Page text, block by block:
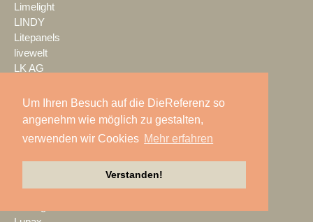
Um Ihren Besuch auf die DieReferenz so
angenehm wie möglich zu gestalten,
verwenden wir Cookies Mehr erfahren
Verstanden!
Limelight
LINDY
Litepanels
livewelt
LK AG
LMP Pyrotechnik
LOGIC media solutions
loop light
loud GmbH
LTT Group